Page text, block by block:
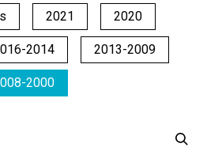
2021 2020
2014 2013-2009
2000